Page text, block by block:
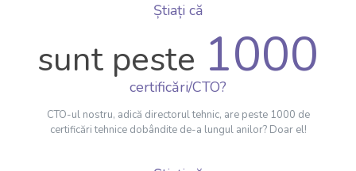
Știați că
sunt peste 1000
certificări/CTO?
CTO-ul nostru, adică directorul tehnic, are peste 1000 de
certificări tehnice dobândite de-a lungul anilor? Doar el!